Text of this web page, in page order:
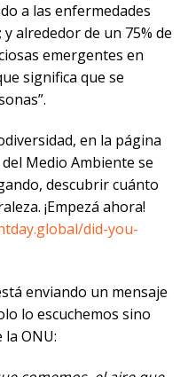
a las enfermedades
alrededor de un 75% de
emergentes en
significa que se
en la página
Medio Ambiente se
descubrir cuánto
¡Empezá ahora!
did-you-
enviando un mensaje
lo escuchemos sino
ONU: